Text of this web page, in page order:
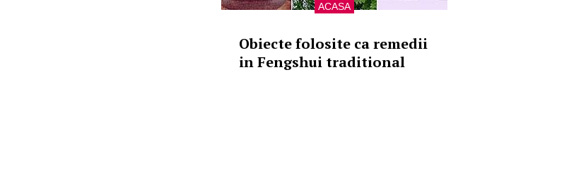
ACASA
Obiecte folosite ca remedii
in Fengshui traditional